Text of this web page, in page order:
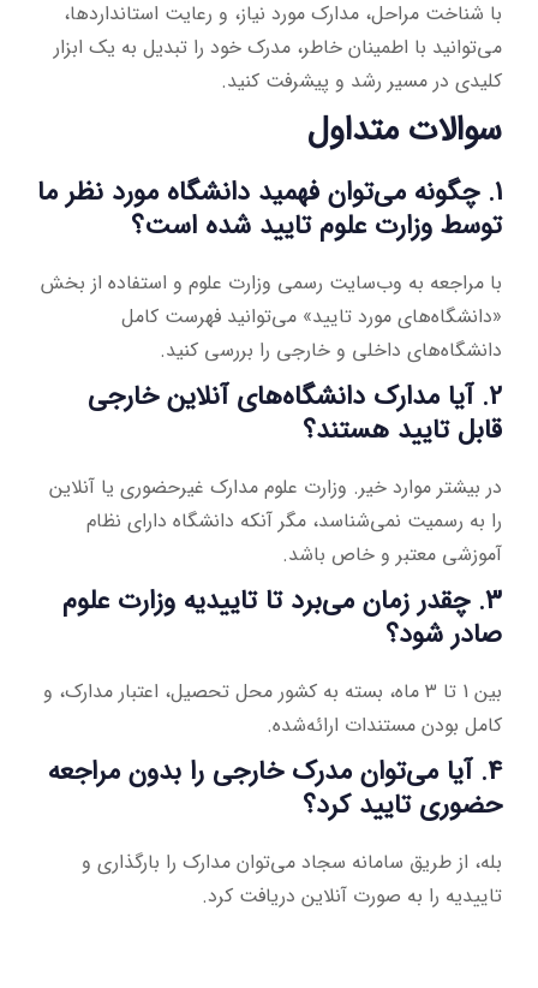
با شناخت مراحل، مدارک مورد نیاز، و رعایت استانداردها،
می‌توانید با اطمینان خاطر، مدرک خود را تبدیل به یک ابزار
کلیدی در مسیر رشد و پیشرفت کنید.
سوالات متداول
1. چگونه می‌توان فهمید دانشگاه مورد نظر ما
توسط وزارت علوم تایید شده است؟
با مراجعه به وب‌سایت رسمی وزارت علوم و استفاده از بخش
«دانشگاه‌های مورد تایید» می‌توانید فهرست کامل
دانشگاه‌های داخلی و خارجی را بررسی کنید.
2. آیا مدارک دانشگاه‌های آنلاین خارجی
قابل تایید هستند؟
در بیشتر موارد خیر. وزارت علوم مدارک غیرحضوری یا آنلاین
را به رسمیت نمی‌شناسد، مگر آنکه دانشگاه دارای نظام
آموزشی معتبر و خاص باشد.
3. چقدر زمان می‌برد تا تاییدیه وزارت علوم
صادر شود؟
بین 1 تا 3 ماه، بسته به کشور محل تحصیل، اعتبار مدارک، و
کامل بودن مستندات ارائه‌شده.
4. آیا می‌توان مدرک خارجی را بدون مراجعه
حضوری تایید کرد؟
بله، از طریق سامانه سجاد می‌توان مدارک را بارگذاری و
تاییدیه را به صورت آنلاین دریافت کرد.